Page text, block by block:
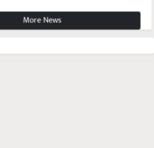
More News